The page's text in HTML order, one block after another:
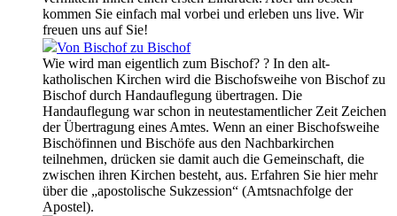
kommen Sie einfach mal vorbei und erleben uns live. Wir
freuen uns auf Sie!
Von Bischof zu Bischof
Wie wird man eigentlich zum Bischof? ? In den alt-
katholischen Kirchen wird die Bischofsweihe von Bischof zu
Bischof durch Handauflegung übertragen. Die
Handauflegung war schon in neutestamentlicher Zeit Zeichen
der Übertragung eines Amtes. Wenn an einer Bischofsweihe
Bischöfinnen und Bischöfe aus den Nachbarkirchen
teilnehmen, drücken sie damit auch die Gemeinschaft, die
zwischen ihren Kirchen besteht, aus. Erfahren Sie hier mehr
über die „apostolische Sukzession“ (Amtsnachfolge der
Apostel).